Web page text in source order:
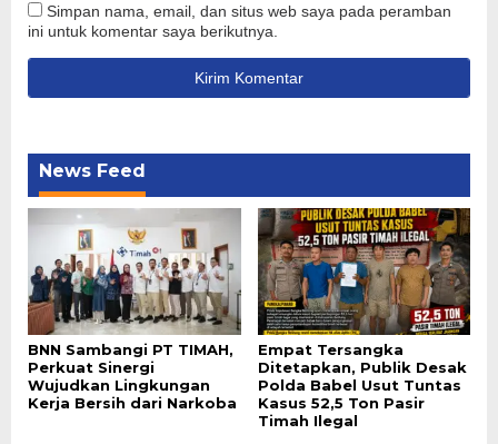
Simpan nama, email, dan situs web saya pada peramban
ini untuk komentar saya berikutnya.
News Feed
BNN Sambangi PT TIMAH,
Perkuat Sinergi
Wujudkan Lingkungan
Kerja Bersih dari Narkoba
Empat Tersangka
Ditetapkan, Publik Desak
Polda Babel Usut Tuntas
Kasus 52,5 Ton Pasir
Timah Ilegal